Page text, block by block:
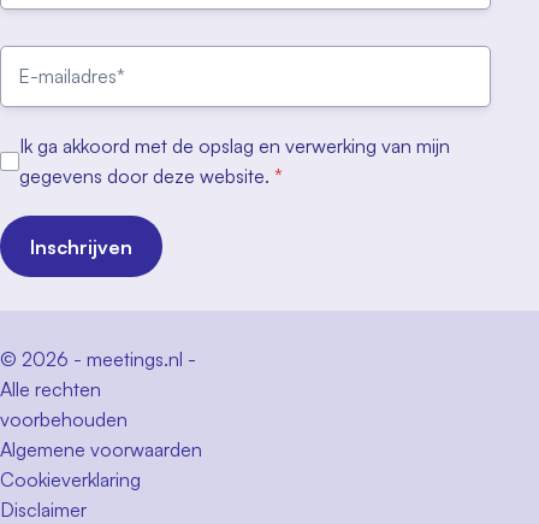
Ik ga akkoord met de opslag en verwerking van mijn
gegevens door deze website. *
Inschrijven
© 2026 - meetings.nl -
Alle rechten
voorbehouden
Algemene voorwaarden
Cookieverklaring
Disclaimer